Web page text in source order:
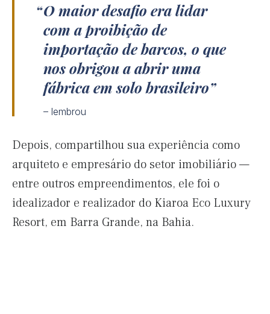
O maior desafio era lidar
com a proibição de
importação de barcos, o que
nos obrigou a abrir uma
fábrica em solo brasileiro
– lembrou
Depois, compartilhou sua experiência como
arquiteto e empresário do setor imobiliário —
entre outros empreendimentos, ele foi o
idealizador e realizador do Kiaroa Eco Luxury
Resort, em Barra Grande, na Bahia.